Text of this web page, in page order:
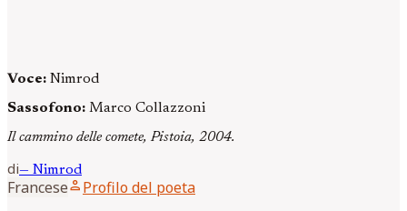
Voce: Nimrod
Sassofono: Marco Collazzoni
Il cammino delle comete, Pistoia, 2004.
di— Nimrod
Franceseperson Profilo del poeta